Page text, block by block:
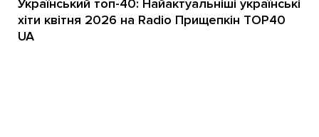
Український топ-40: Найактуальніші українські
хіти квітня 2026 на Radio Прищепкін TOP40
UA